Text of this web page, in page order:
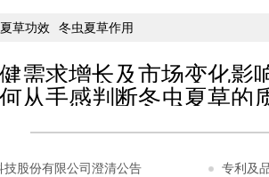
草功效 冬虫夏草作用
需求增长及市场变化影
从手感判断冬虫夏草的
股份有限公司澄清公告
专利及